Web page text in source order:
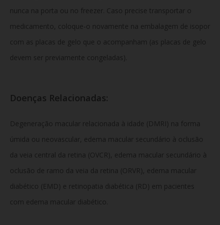
nunca na porta ou no freezer. Caso precise transportar o
medicamento, coloque-o novamente na embalagem de isopor
com as placas de gelo que o acompanham (as placas de gelo
devem ser previamente congeladas).
Doenças Relacionadas:
Degeneração macular relacionada à idade (DMRI) na forma
úmida ou neovascular, edema macular secundário à oclusão
da veia central da retina (OVCR), edema macular secundário à
oclusão de ramo da veia da retina (ORVR), edema macular
diabético (EMD) e retinopatia diabética (RD) em pacientes
com edema macular diabético.